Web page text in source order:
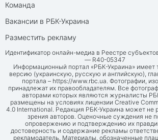
Команда
Вакансии в РБК-Украина
Разместить рекламу
Идентификатор онлайн-медиа в Реестре
— R40-05347
Информационный портал «РБК-Украина» имеет
версию (украинскую, русскую и английскую),
портала – https://www.rbc.ua. Фотографии,
принадлежат их правообладателям. Все
авторами которых являются журналисты
размещены на условиях лицензии Creative
4.0 International. Редакция РБК-Украина может не
зрения авторов. Оценочные суждения не
опровержению и подтверждению их
достоверность и содержание рекламы
рекламодатель. Материалы, обозначенные